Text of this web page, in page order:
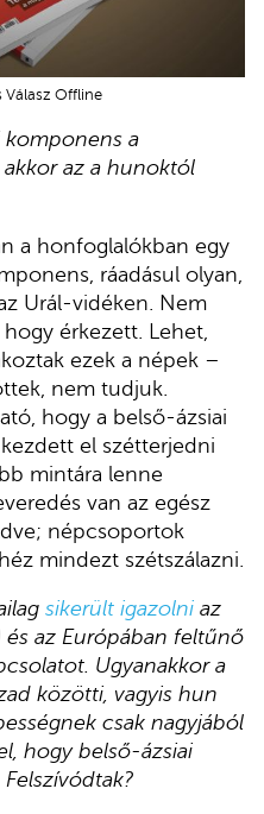
Válasz Offline
komponens a
az a hunoktól
a honfoglalókban egy
ráadásul olyan,
Urál-vidéken. Nem
érkezett. Lehet,
ezek a népek –
nem tudjuk.
hogy a belső-ázsiai
el szétterjedni
mintára lenne
van az egész
népcsoportok
mindezt szétszálazni.
sikerült igazolni az
az Európában feltűnő
Ugyanakkor a
közötti, vagyis hun
csak nagyjából
hogy belső-ázsiai